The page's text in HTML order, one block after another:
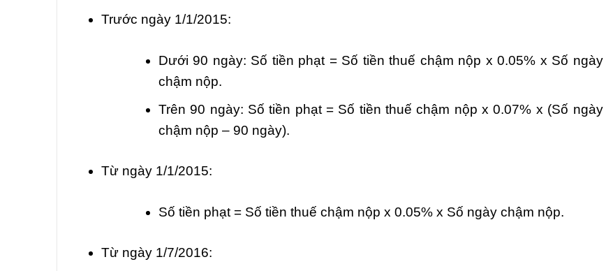
Trước ngày 1/1/2015:
Dưới 90 ngày: Số tiền phạt = Số tiền thuế chậm nộp x 0.05% x Số ngày
chậm nộp.
Trên 90 ngày: Số tiền phạt = Số tiền thuế chậm nộp x 0.07% x (Số ngày
chậm nộp – 90 ngày).
Từ ngày 1/1/2015:
Số tiền phạt = Số tiền thuế chậm nộp x 0.05% x Số ngày chậm nộp.
Từ ngày 1/7/2016: